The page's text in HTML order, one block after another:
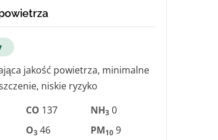
jakość powietrza, minimalne
niskie ryzyko
CO 137 NH3 0
O3 46 PM10 9